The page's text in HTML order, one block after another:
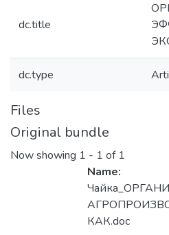
dc.title
dc.type
Files
Original bundle
Now showing 1 - 1 of 1
Name:
КАК.doc